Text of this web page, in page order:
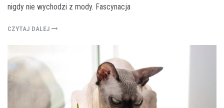
nigdy nie wychodzi z mody. Fascynacja
CZYTAJ DALEJ